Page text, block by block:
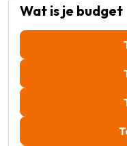
Wat is je budget